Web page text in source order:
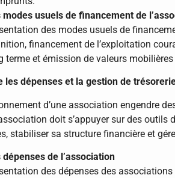
modes usuels de financement de
des modes usuels de
financement de l’exploitation
terme et émission de valeurs mobilières
les dépenses et la gestion de
d’une association engendre
doit s’appuyer sur des outils
stabiliser sa structure financière et
dépenses de l’association
des dépenses des